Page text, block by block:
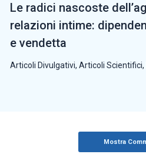
Le radici nascoste
relazioni intime:
e vendetta
Articoli Divulgativi, Articoli Scientifici,
Mostra